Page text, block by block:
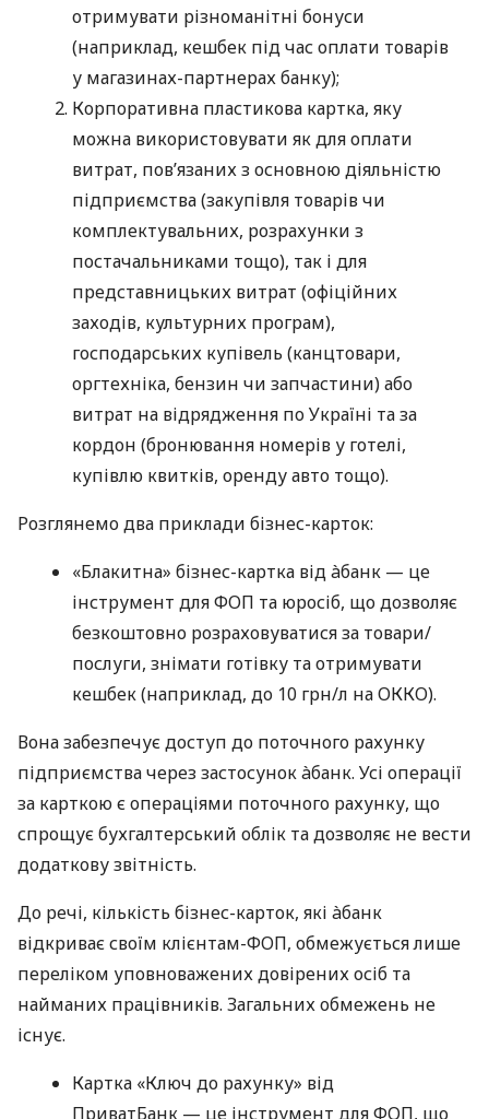
отримувати різноманітні бонуси
(наприклад, кешбек під час оплати товарів
у магазинах-партнерах банку);
Корпоративна пластикова картка, яку
можна використовувати як для оплати
витрат, пов’язаних з основною діяльністю
підприємства (закупівля товарів чи
комплектувальних, розрахунки з
постачальниками тощо), так і для
представницьких витрат (офіційних
заходів, культурних програм),
господарських купівель (канцтовари,
оргтехніка, бензин чи запчастини) або
витрат на відрядження по Україні та за
кордон (бронювання номерів у готелі,
купівлю квитків, оренду авто тощо).
Розглянемо два приклади бізнес-карток:
«Блакитна» бізнес-картка від àбанк — це
інструмент для ФОП та юросіб, що дозволяє
безкоштовно розраховуватися за товари/
послуги, знімати готівку та отримувати
кешбек (наприклад, до 10 грн/л на ОККО).
Вона забезпечує доступ до поточного рахунку
підприємства через застосунок àбанк. Усі операції
за карткою є операціями поточного рахунку, що
спрощує бухгалтерський облік та дозволяє не вести
додаткову звітність.
До речі, кількість бізнес-карток, які àбанк
відкриває своїм клієнтам-ФОП, обмежується лише
переліком уповноважених довірених осіб та
найманих працівників. Загальних обмежень не
існує.
Картка «Ключ до рахунку» від
ПриватБанк — це інструмент для ФОП, що